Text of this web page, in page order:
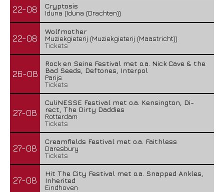
22-08
Cryptosis
Iduna (Iduna (Drachten))
22-08
Wolfmother
Muziekgieterij (Muziekgieterij (Maastricht))
Tickets
26-08
Rock en Seine Festival met o.a. Nick Cave & the
Bad Seeds, Deftones, Interpol
Parijs
Tickets
27-08
CuliNESSE Festival met o.a. Kensington, Di-
rect, The Dirty Daddies
Rotterdam
Tickets
27-08
Creamfields Festival met o.a. Faithless
Daresbury
Tickets
27-08
Hit The City Festival met o.a. Snapped Ankles,
Inherited
Eindhoven